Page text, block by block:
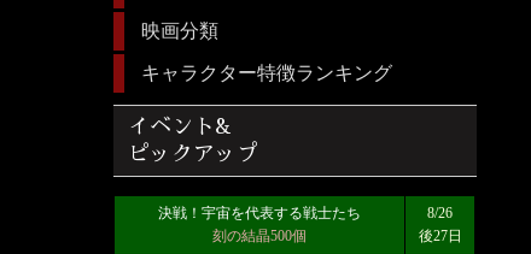
映画分類
キャラクター特徴ランキング
イベント&
ピックアップ
決戦！宇宙を代表する戦士たち
刻の結晶500個
8/26
後27日